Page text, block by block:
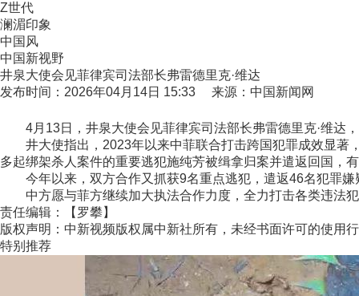
Z世代
澜湄印象
中国风
中国新视野
井泉大使会见菲律宾司法部长弗雷德里克·维达
发布时间：2026年04月14日 15:33 来源：中国新闻网
4月13日，井泉大使会见菲律宾司法部长弗雷德里克·维达
井大使指出，2023年以来中菲联合打击跨国犯罪成效显著
多起绑架杀人案件的重要逃犯施纯芳被缉拿归案并遣返回国，
今年以来，双方合作又抓获9名重点逃犯，遣返46名犯罪嫌
中方愿与菲方继续加大执法合作力度，全力打击各类违法犯
责任编辑：【罗攀】
版权声明：中新视频版权属中新社所有，未经书面许可的使用
特别推荐